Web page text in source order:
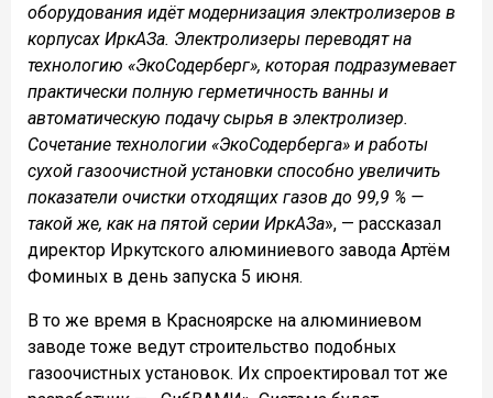
оборудования идёт модернизация электролизеров в
корпусах ИркАЗа. Электролизеры переводят на
технологию «ЭкоСодерберг», которая подразумевает
практически полную герметичность ванны и
автоматическую подачу сырья в электролизер.
Сочетание технологии «ЭкоСодерберга» и работы
сухой газоочистной установки способно увеличить
показатели очистки отходящих газов до 99,9 % —
такой же, как на пятой серии ИркАЗа», — рассказал
директор Иркутского алюминиевого завода Артём
Фоминых в день запуска 5 июня.
В то же время в Красноярске на алюминиевом
заводе тоже ведут строительство подобных
газоочистных установок. Их спроектировал тот же